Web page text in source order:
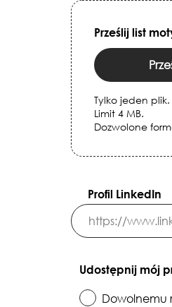
Prześlij list
Tylko jeden plik.
Limit 4 MB.
Dozwolone
Profil LinkedIn
Udostępnij mój
Dowolnemu